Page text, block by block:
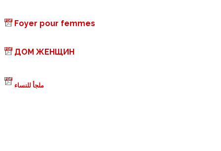
Foyer pour femmes
ДОМ ЖЕНЩИН
ملجأ للنساء